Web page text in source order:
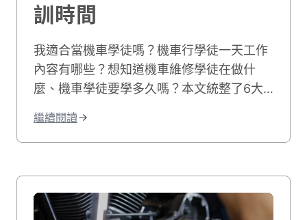
訓時間
我適合當機車學徒嗎？機車行學徒一天工作
內容有哪些？想知道機車維修學徒在做什
麼、機車學徒要學多久嗎？本文統整了6大
機車學徒薪水，最後也附上相關職缺給想學
修機車的你！
繼續閱讀